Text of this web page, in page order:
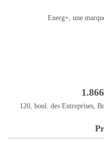
Energ+, une
120, boul. des Entreprises,